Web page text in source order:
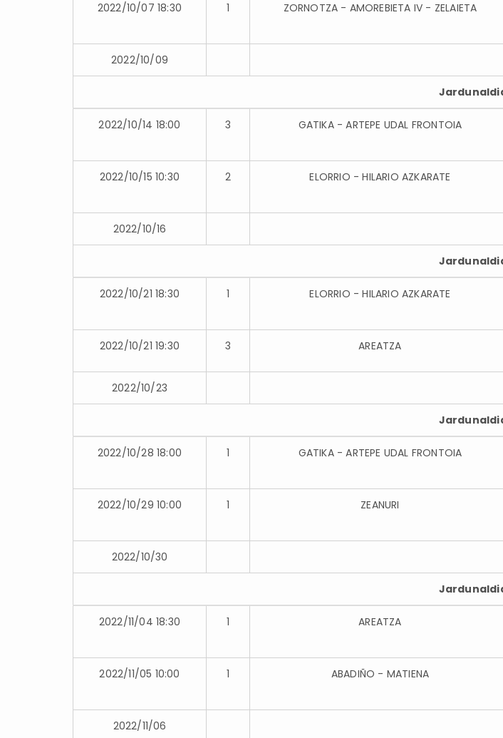
2022/10/07 18:30 1 ZORNOTZA - AMOREBIETA IV - ZELAIETA
2022/10/09
2022/10/14 18:00 3 GATIKA - ARTEPE UDAL FRONTOIA
2022/10/15 10:30 2 ELORRIO - HILARIO AZKARATE
2022/10/16
2022/10/21 18:30 1 ELORRIO - HILARIO AZKARATE
2022/10/21 19:30 3 AREATZA
2022/10/23
2022/10/28 18:00 1 GATIKA - ARTEPE UDAL FRONTOIA
2022/10/29 10:00 1 ZEANURI
2022/10/30
2022/11/04 18:30 1 AREATZA
2022/11/05 10:00 1 ABADIÑO - MATIENA
2022/11/06